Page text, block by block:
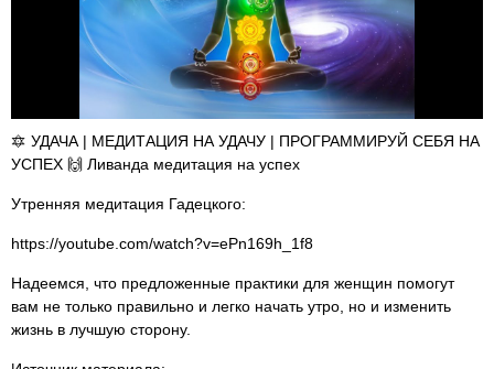
🔯 УДАЧА | МЕДИТАЦИЯ НА УДАЧУ | ПРОГРАММИРУЙ СЕБЯ НА
УСПЕХ 🙌 Ливанда медитация на успех
Утренняя медитация Гадецкого:
https://youtube.com/watch?v=ePn169h_1f8
Надеемся, что предложенные практики для женщин помогут
вам не только правильно и легко начать утро, но и изменить
жизнь в лучшую сторону.